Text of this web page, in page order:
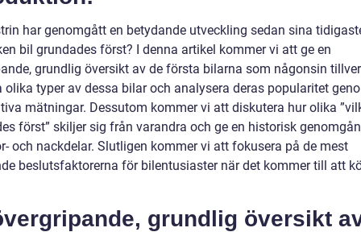
har genomgått en betydande utveckling sedan sina
bil grundades först? I denna artikel kommer vi att ge en
grundlig översikt av de första bilarna som någonsin
olika typer av dessa bilar och analysera deras popularitet
mätningar. Dessutom kommer vi att diskutera hur olika
först” skiljer sig från varandra och ge en historisk
och nackdelar. Slutligen kommer vi att fokusera på de mest
beslutsfaktorerna för bilentusiaster när det kommer till att
grundlig översikt